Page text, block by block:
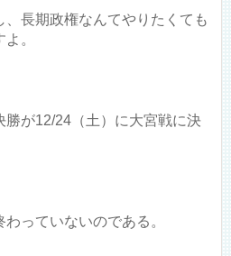
長期政権なんてやりたくても
。
勝が12/24（土）に大宮戦に決
っていないのである。